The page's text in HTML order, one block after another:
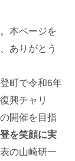
本ページを
ありがとう
町で令和6年
興チャリ
開催を目指
登を笑顔に実
の山崎研一